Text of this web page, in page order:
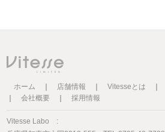
ホーム 店舗情報 Vitesseとは
会社概要 採用情報
Vitesse Labo :